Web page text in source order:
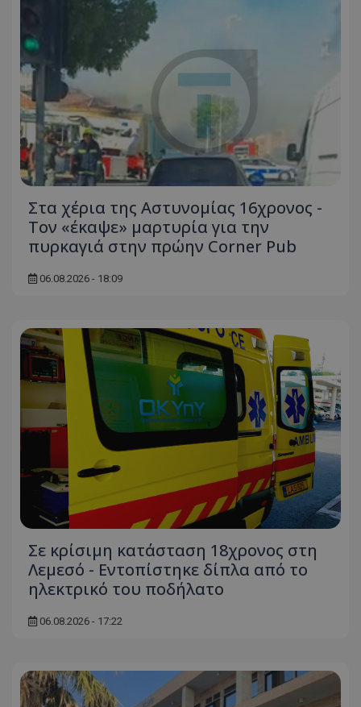
Στα χέρια της Αστυνομίας 16χρονος -
Τον «έκαψε» μαρτυρία για την
πυρκαγιά στην πρώην Corner Pub
06.08.2026 - 18:09
Σε κρίσιμη κατάσταση 18χρονος στη
Λεμεσό - Εντοπίστηκε δίπλα από το
ηλεκτρικό του ποδήλατο
06.08.2026 - 17:22